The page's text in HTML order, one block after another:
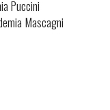
Puccini
Mascagni